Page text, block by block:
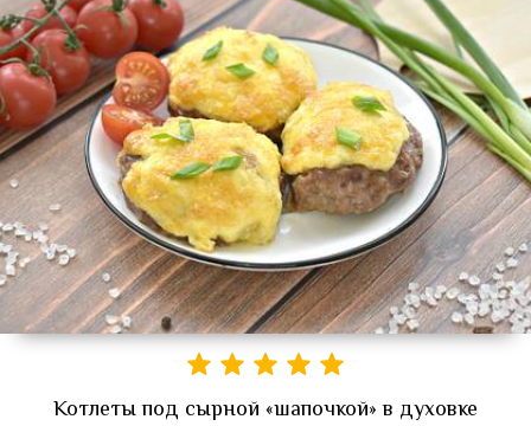
Котлеты под сырной «шапочкой» в духовке